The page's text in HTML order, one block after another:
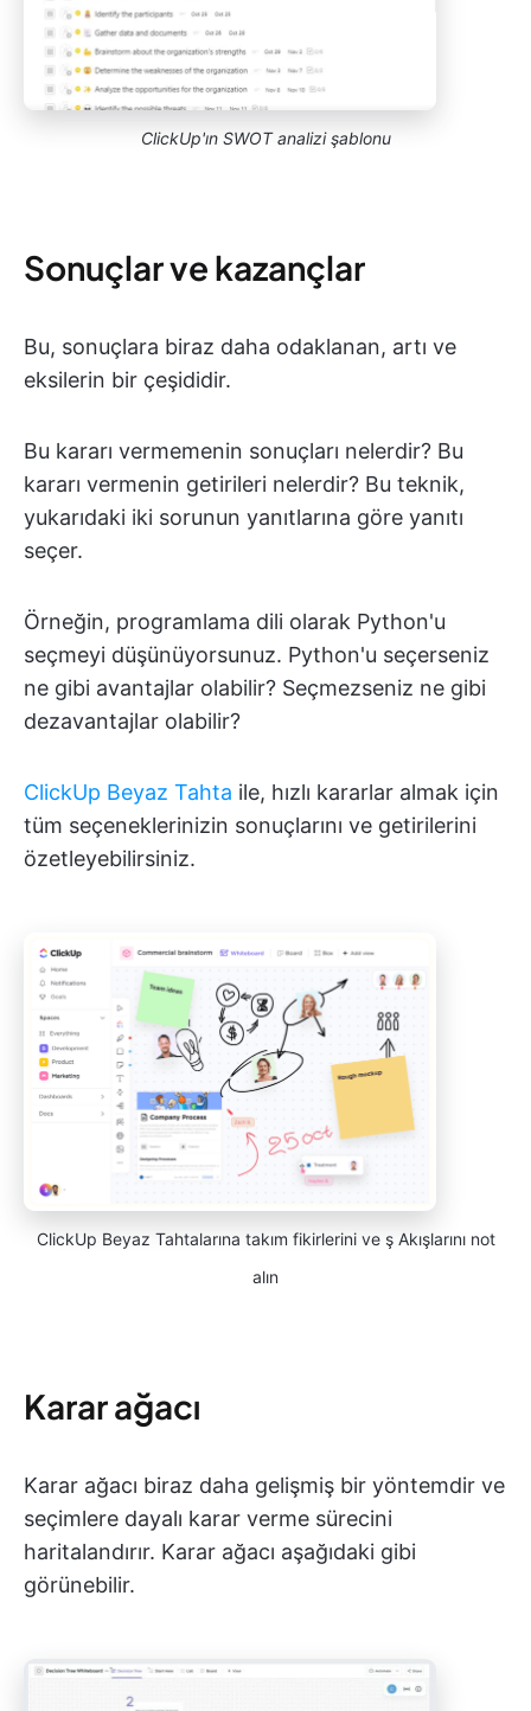
ClickUp'ın SWOT analizi şablonu
Sonuçlar ve kazançlar
Bu, sonuçlara biraz daha odaklanan, artı ve
eksilerin bir çeşididir.
Bu kararı vermemenin sonuçları nelerdir? Bu
kararı vermenin getirileri nelerdir? Bu teknik,
yukarıdaki iki sorunun yanıtlarına göre yanıtı
seçer.
Örneğin, programlama dili olarak Python'u
seçmeyi düşünüyorsunuz. Python'u seçerseniz
ne gibi avantajlar olabilir? Seçmezseniz ne gibi
dezavantajlar olabilir?
ClickUp Beyaz Tahta ile, hızlı kararlar almak için
tüm seçeneklerinizin sonuçlarını ve getirilerini
özetleyebilirsiniz.
ClickUp Beyaz Tahtalarına takım fikirlerini ve ş Akışlarını not
alın
Karar ağacı
Karar ağacı biraz daha gelişmiş bir yöntemdir ve
seçimlere dayalı karar verme sürecini
haritalandırır. Karar ağacı aşağıdaki gibi
görünebilir.